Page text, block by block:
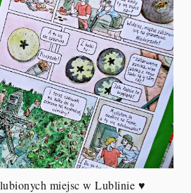
miejsc w Lublinie ♥